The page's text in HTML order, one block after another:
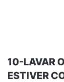
10-LAVAR
ESTIVER